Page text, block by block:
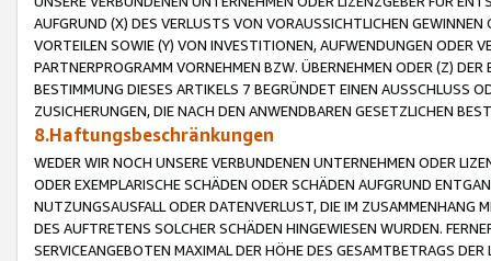
AUFGRUND (X) DES VERLUSTS VON VORAUSSICHTLICHEN
VORTEILEN SOWIE (Y) VON INVESTITIONEN, AUFWENDUNGEN ODER
PARTNERPROGRAMM VORNEHMEN BZW. ÜBERNEHMEN ODER (Z)
BESTIMMUNG DIESES ARTIKELS 7 BEGRÜNDET EINEN AUSSCHLUSS
ZUSICHERUNGEN, DIE NACH DEN ANWENDBAREN GESETZLICHEN
8.Haftungsbeschränkungen
WEDER WIR NOCH UNSERE VERBUNDENEN UNTERNEHMEN ODER
ODER EXEMPLARISCHE SCHÄDEN ODER SCHÄDEN AUFGRUND
NUTZUNGSAUSFALL ODER DATENVERLUST, DIE IM ZUSAMMENHANG
DES AUFTRETENS SOLCHER SCHÄDEN HINGEWIESEN WURDEN.
SERVICEANGEBOTEN MAXIMAL DER HÖHE DES GESAMTBETRAGS